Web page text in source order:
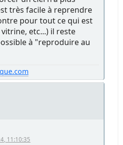
très facile à reprendre
pour tout ce qui est
etc...) il reste
à "reproduire au
11:10:35